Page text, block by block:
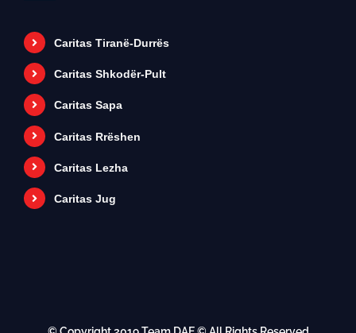
Caritas Tiranë-Durrës
Caritas Shkodër-Pult
Caritas Sapa
Caritas Rrëshen
Caritas Lezha
Caritas Jug